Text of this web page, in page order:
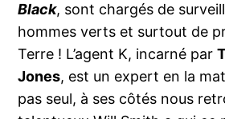
Black, sont chargés de
hommes verts et surtout de
Terre ! L’agent K, incarné par
Jones, est un expert en la
pas seul, à ses côtés nous